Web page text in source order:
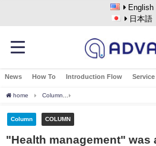
English
日本語
News How To Introduction Flow Service
home Column
Column COLUMN
"Health management" was